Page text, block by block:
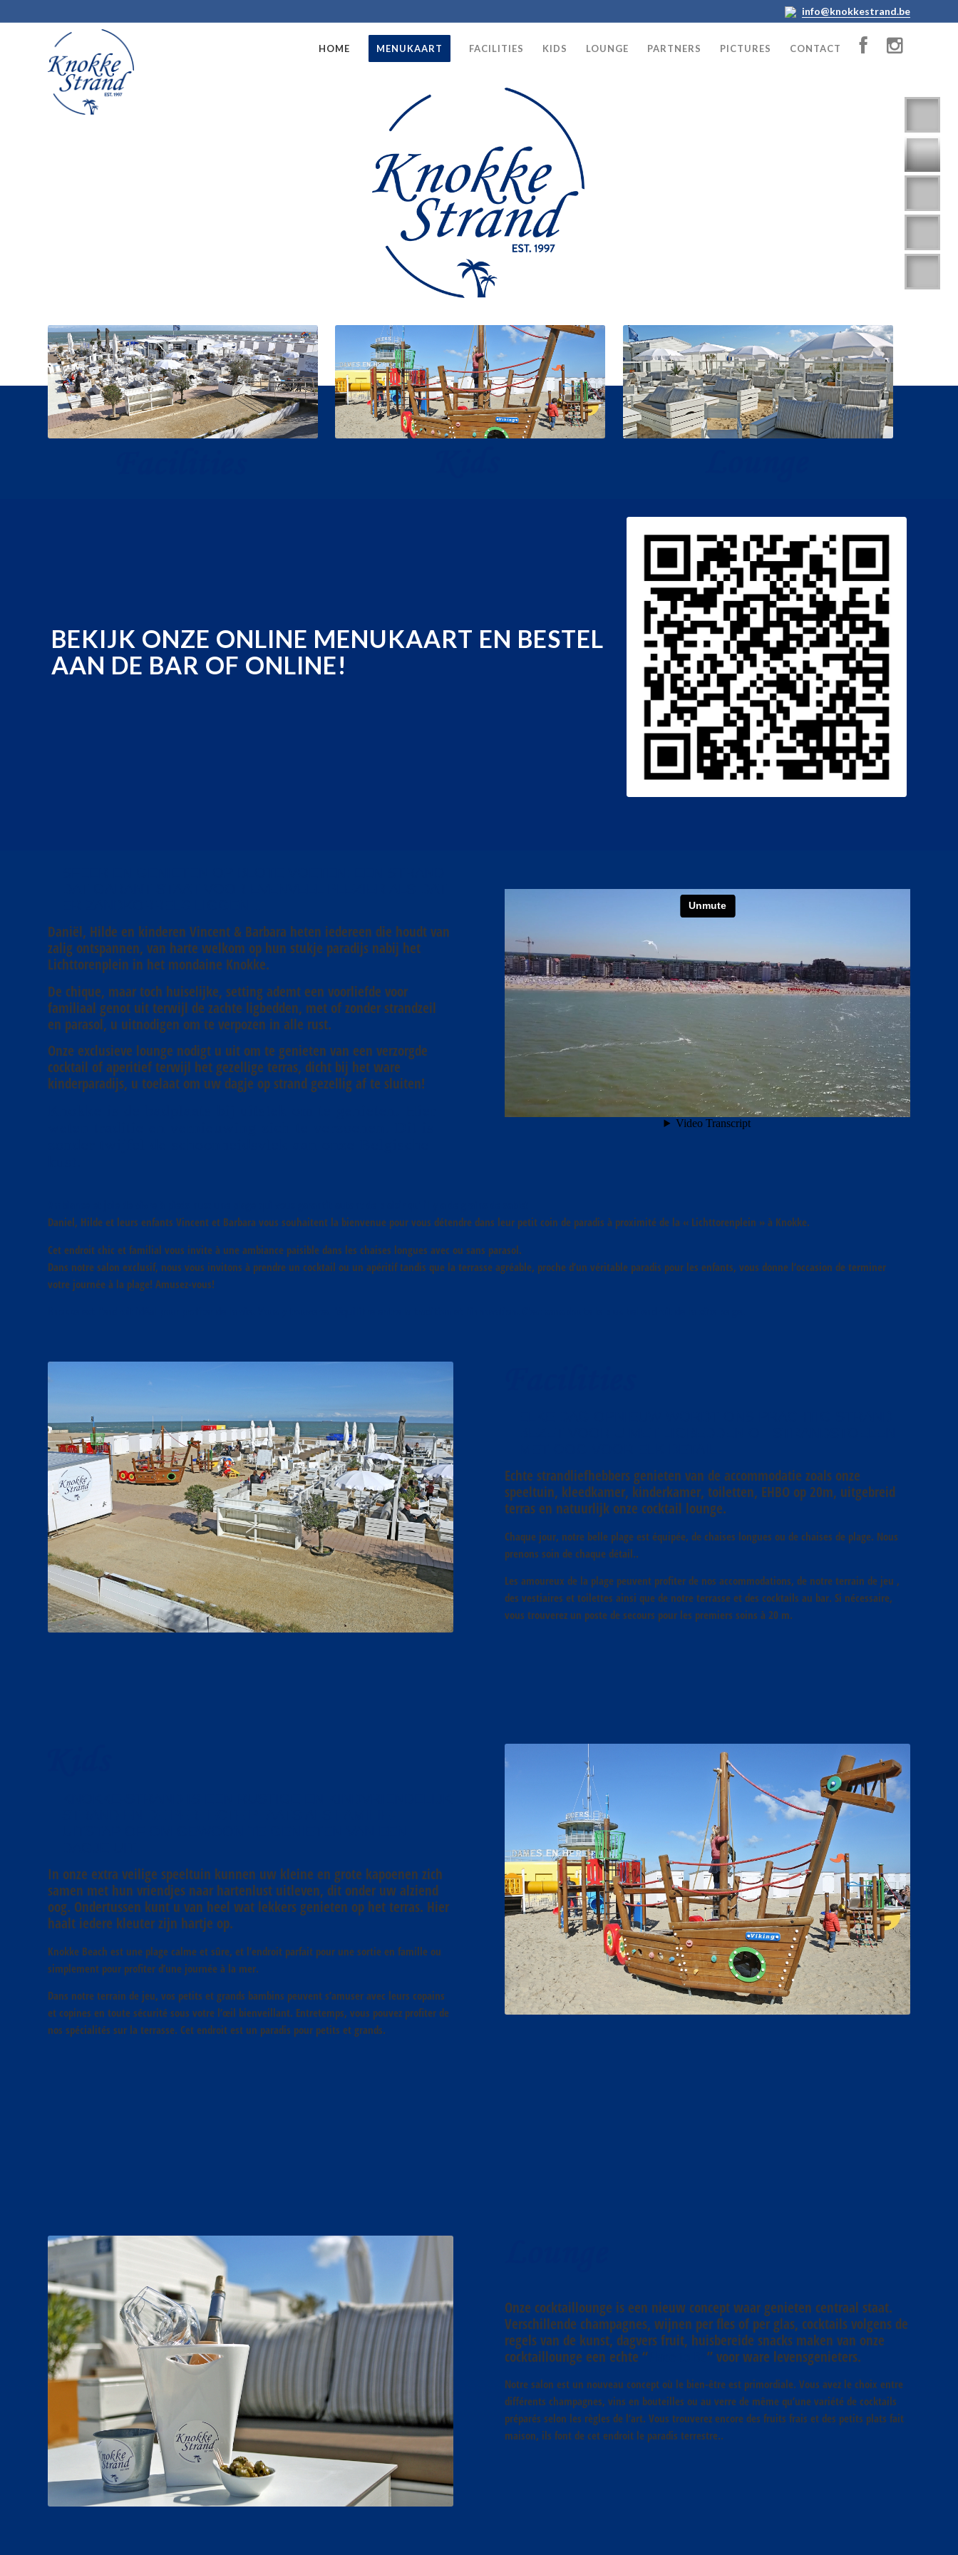
info@knokkestrand.be
HOME MENUKAART FACILITIES KIDS LOUNGE PARTNERS PICTURES CONTACT
BEKIJK ONZE ONLINE MENUKAART EN BESTEL
AAN DE BAR OF ONLINE!
Daniël, Hilde en kinderen Vincent & Barbara heten iedereen die houdt van
zalig ontspannen, van harte welkom op hun stukje paradijs nabij het
Lichttorenplein in het mondaine Knokke.
De chique, maar toch huiselijke, setting ademt een voorliefde voor
familiaal genot uit terwijl de zachte ligbedden, met of zonder strandzeil
en parasol, u uitnodigen om te verpozen in alle rust.
Onze exclusieve lounge nodigt u uit om te genieten van een verzorgde
cocktail of aperitief terwijl het gezellige terras, dicht bij het ware
kinderparadijs, u toelaat om uw dagje op strand gezellig af te sluiten!
Daniel, Hilde et leurs enfants Vincent et Barbara vous souhaitent la bienvenue pour vous détendre dans leur petit coin de paradis à proximité de la « Lichttorenplein » à Knokke.
Cet endroit chic et familial vous invite à une ambiance paisible dans les chaises longues avec ou sans parasol.
Dans notre salon exclusif, nous vous invitons à prendre un cocktail ou un apéritif tandis que la terrasse agréable, proche d’un véritable paradis pour les enfants, vous donne l’occasion de terminer
votre journée à la plage! Amusez-vous!
Echte strandliefhebbers genieten van de accommodatie zoals onze
speeltuin, kleedkamer, kinderkamer, toiletten, EHBO op 20m, uitgebreid
terras en natuurlijk onze cocktail lounge.
Chaque jour, notre belle plage est équipée, de chaises longues ou de chaises de plage. Nous
prenons soin de chaque détail..
Les amoureux de la plage peuvent profiter de nos accommodations, de notre terrain de jeu ,
des vestiaires et toilettes ainsi que de notre terrasse et des cocktails au bar. Si nécessaire,
vous trouverez un poste de secours pour les premiers soins à 20 m.
In onze extra veilige speeltuin kunnen uw kleine en grote kapoenen zich
samen met hun vriendjes naar hartenlust uitleven, dit onder uw alziend
oog. Ondertussen kunt u van heel wat lekkers genieten op het terras. Hier
haalt iedere kleuter zijn hartje op.
Knokke Beach est une plage calme et sûre, et l’endroit parfait pour une sortie en famille ou
simplement pour profiter d’une journée à la mer.
Dans notre terrain de jeu, vos petits et grands bambins peuvent s’amuser avec leurs copains
et copines en toute sécurité sous votre l’œil bienveillant. Entretemps, vous pouvez profiter de
nos spécialités sur la terrasse. Cet endroit est un paradis pour petits et grands.
Onze cocktaillounge is een nieuw concept waar genieten centraal staat.
Verschillende champagnes, wijnen per fles of per glas, cocktails volgens de
regels van de kunst, dagvers fruit, huisbereide snacks maken van onze
cocktaillounge een echte “ Place to Be” voor ware levensgenieters.
Notre salon est un nouveau concept où le bien-être est primordiale. Vous avez le choix entre
différents champagnes, vins en bouteilles ou au verre de même qu’une variété de cocktails
préparés selon les règles de l’art. Vous trouverez encore des fruits frais et des petits plats fait
maison, ils font de cet endroit le paradis terrestre..